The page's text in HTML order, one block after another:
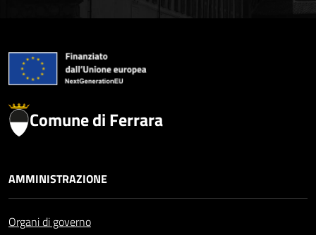
Comune di Ferrara
AMMINISTRAZIONE
Organi di governo